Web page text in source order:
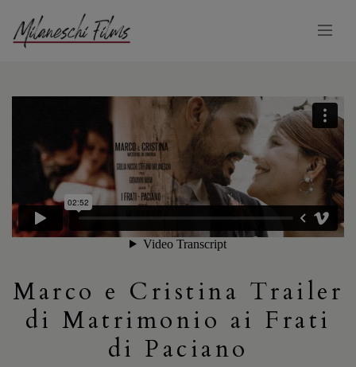
Marco e Cristina Trailer
di Matrimonio ai Frati
di Paciano